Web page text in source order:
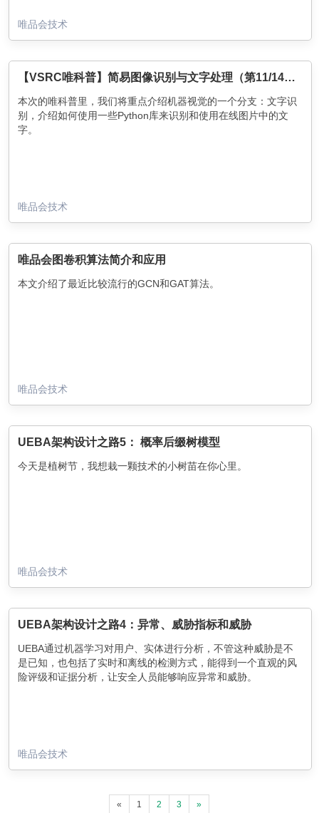
唯品会技术
【VSRC唯科普】简易图像识别与文字处理（第11/14篇）
本次的唯科普里，我们将重点介绍机器视觉的一个分支：文字识
别，介绍如何使用一些Python库来识别和使用在线图片中的文
字。
唯品会技术
唯品会图卷积算法简介和应用
本文介绍了最近比较流行的GCN和GAT算法。
唯品会技术
UEBA架构设计之路5： 概率后缀树模型
今天是植树节，我想栽一颗技术的小树苗在你心里。
唯品会技术
UEBA架构设计之路4：异常、威胁指标和威胁
UEBA通过机器学习对用户、实体进行分析，不管这种威胁是不
是已知，也包括了实时和离线的检测方式，能得到一个直观的风
险评级和证据分析，让安全人员能够响应异常和威胁。
唯品会技术
« 1 2 3 »